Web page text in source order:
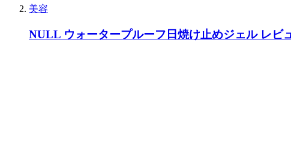
美容
NULL ウォータープルーフ日焼け止めジェル レビ